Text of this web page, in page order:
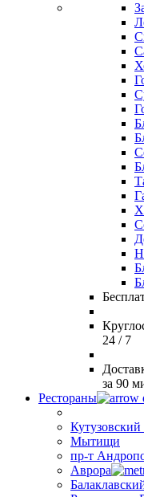
24 / 7
за 90
Рестораны
Кутузовский
Мытищи
пр-т
Аврора